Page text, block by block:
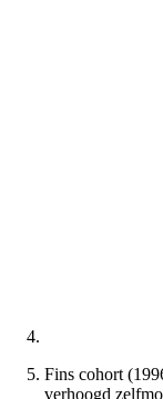
Fins cohort
verhoogd